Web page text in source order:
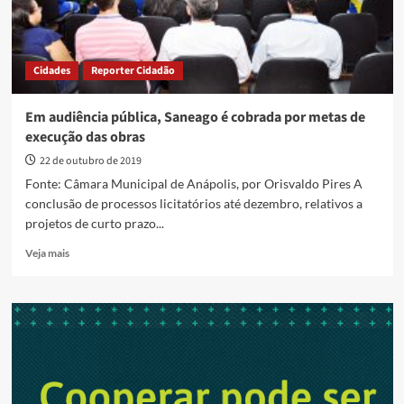
Cidades Reporter Cidadão
Em audiência pública, Saneago é cobrada por metas de
execução das obras
22 de outubro de 2019
Fonte: Câmara Municipal de Anápolis, por Orisvaldo Pires A
conclusão de processos licitatórios até dezembro, relativos a
projetos de curto prazo...
Veja maisRead
Em
audiência
cobrada